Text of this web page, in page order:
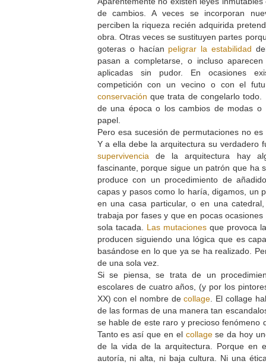
de cambios. A veces se incorporan
perciben la riqueza recién adquirida
obra. Otras veces se sustituyen partes
goteras o hacían peligrar la estabilidad
pasan a completarse, o incluso
aplicadas sin pudor. En ocasiones
competición con un vecino o con el
conservación que trata de congelarlo
de una época o los cambios de modas o
papel.
Pero esa sucesión de permutaciones no
Y a ella debe la arquitectura su verdadero
supervivencia de la arquitectura hay
fascinante, porque sigue un patrón que ha
produce con un procedimiento de
capas y pasos como lo haría, digamos, un
en una casa particular, o en una
trabaja por fases y que en pocas
sola tacada. Las mutaciones que provoca
producen siguiendo una lógica que es
basándose en lo que ya se ha realizado.
de una sola vez.
Si se piensa, se trata de un
escolares de cuatro años, (y por los
XX) con el nombre decollage . El collage
de las formas de una manera tan
se hable de este raro y precioso fenómeno
Tanto es así que en el collagese da hoy
de la vida de la arquitectura. Porque en
autoría, ni alta, ni baja cultura. Ni una